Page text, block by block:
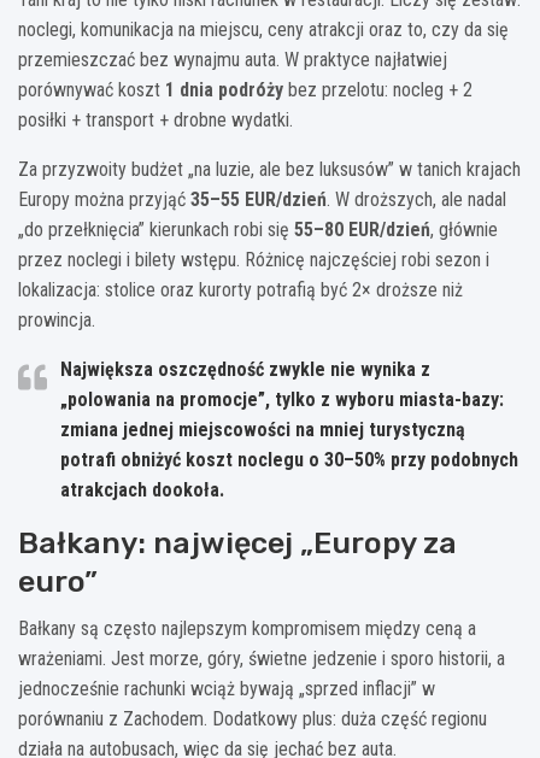
noclegi, komunikacja na miejscu, ceny atrakcji oraz to, czy da się
przemieszczać bez wynajmu auta. W praktyce najłatwiej
porównywać koszt 1 dnia podróży bez przelotu: nocleg + 2
posiłki + transport + drobne wydatki.
Za przyzwoity budżet „na luzie, ale bez luksusów” w tanich krajach
Europy można przyjąć 35–55 EUR/dzień. W droższych, ale nadal
„do przełknięcia” kierunkach robi się 55–80 EUR/dzień, głównie
przez noclegi i bilety wstępu. Różnicę najczęściej robi sezon i
lokalizacja: stolice oraz kurorty potrafią być 2× droższe niż
prowincja.
Największa oszczędność zwykle nie wynika z
„polowania na promocje”, tylko z wyboru miasta-bazy:
zmiana jednej miejscowości na mniej turystyczną
potrafi obniżyć koszt noclegu o 30–50% przy podobnych
atrakcjach dookoła.
Bałkany: najwięcej „Europy za
euro”
Bałkany są często najlepszym kompromisem między ceną a
wrażeniami. Jest morze, góry, świetne jedzenie i sporo historii, a
jednocześnie rachunki wciąż bywają „sprzed inflacji” w
porównaniu z Zachodem. Dodatkowy plus: duża część regionu
działa na autobusach, więc da się jechać bez auta.